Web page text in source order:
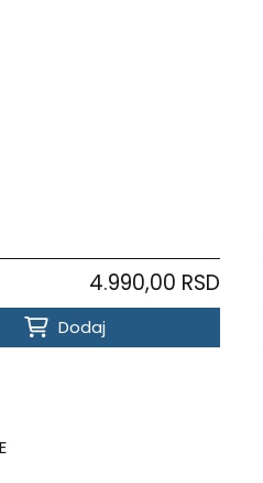
4.990,00 RSD
Dodaj